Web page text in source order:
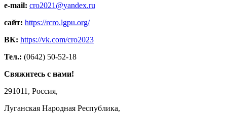
e-mail: cro2021@yandex.ru
сайт: https://rcro.lgpu.org/
ВК: https://vk.com/cro2023
Тел.: (0642) 50-52-18
Свяжитесь с нами!
291011, Россия,
Луганская Народная Республика,